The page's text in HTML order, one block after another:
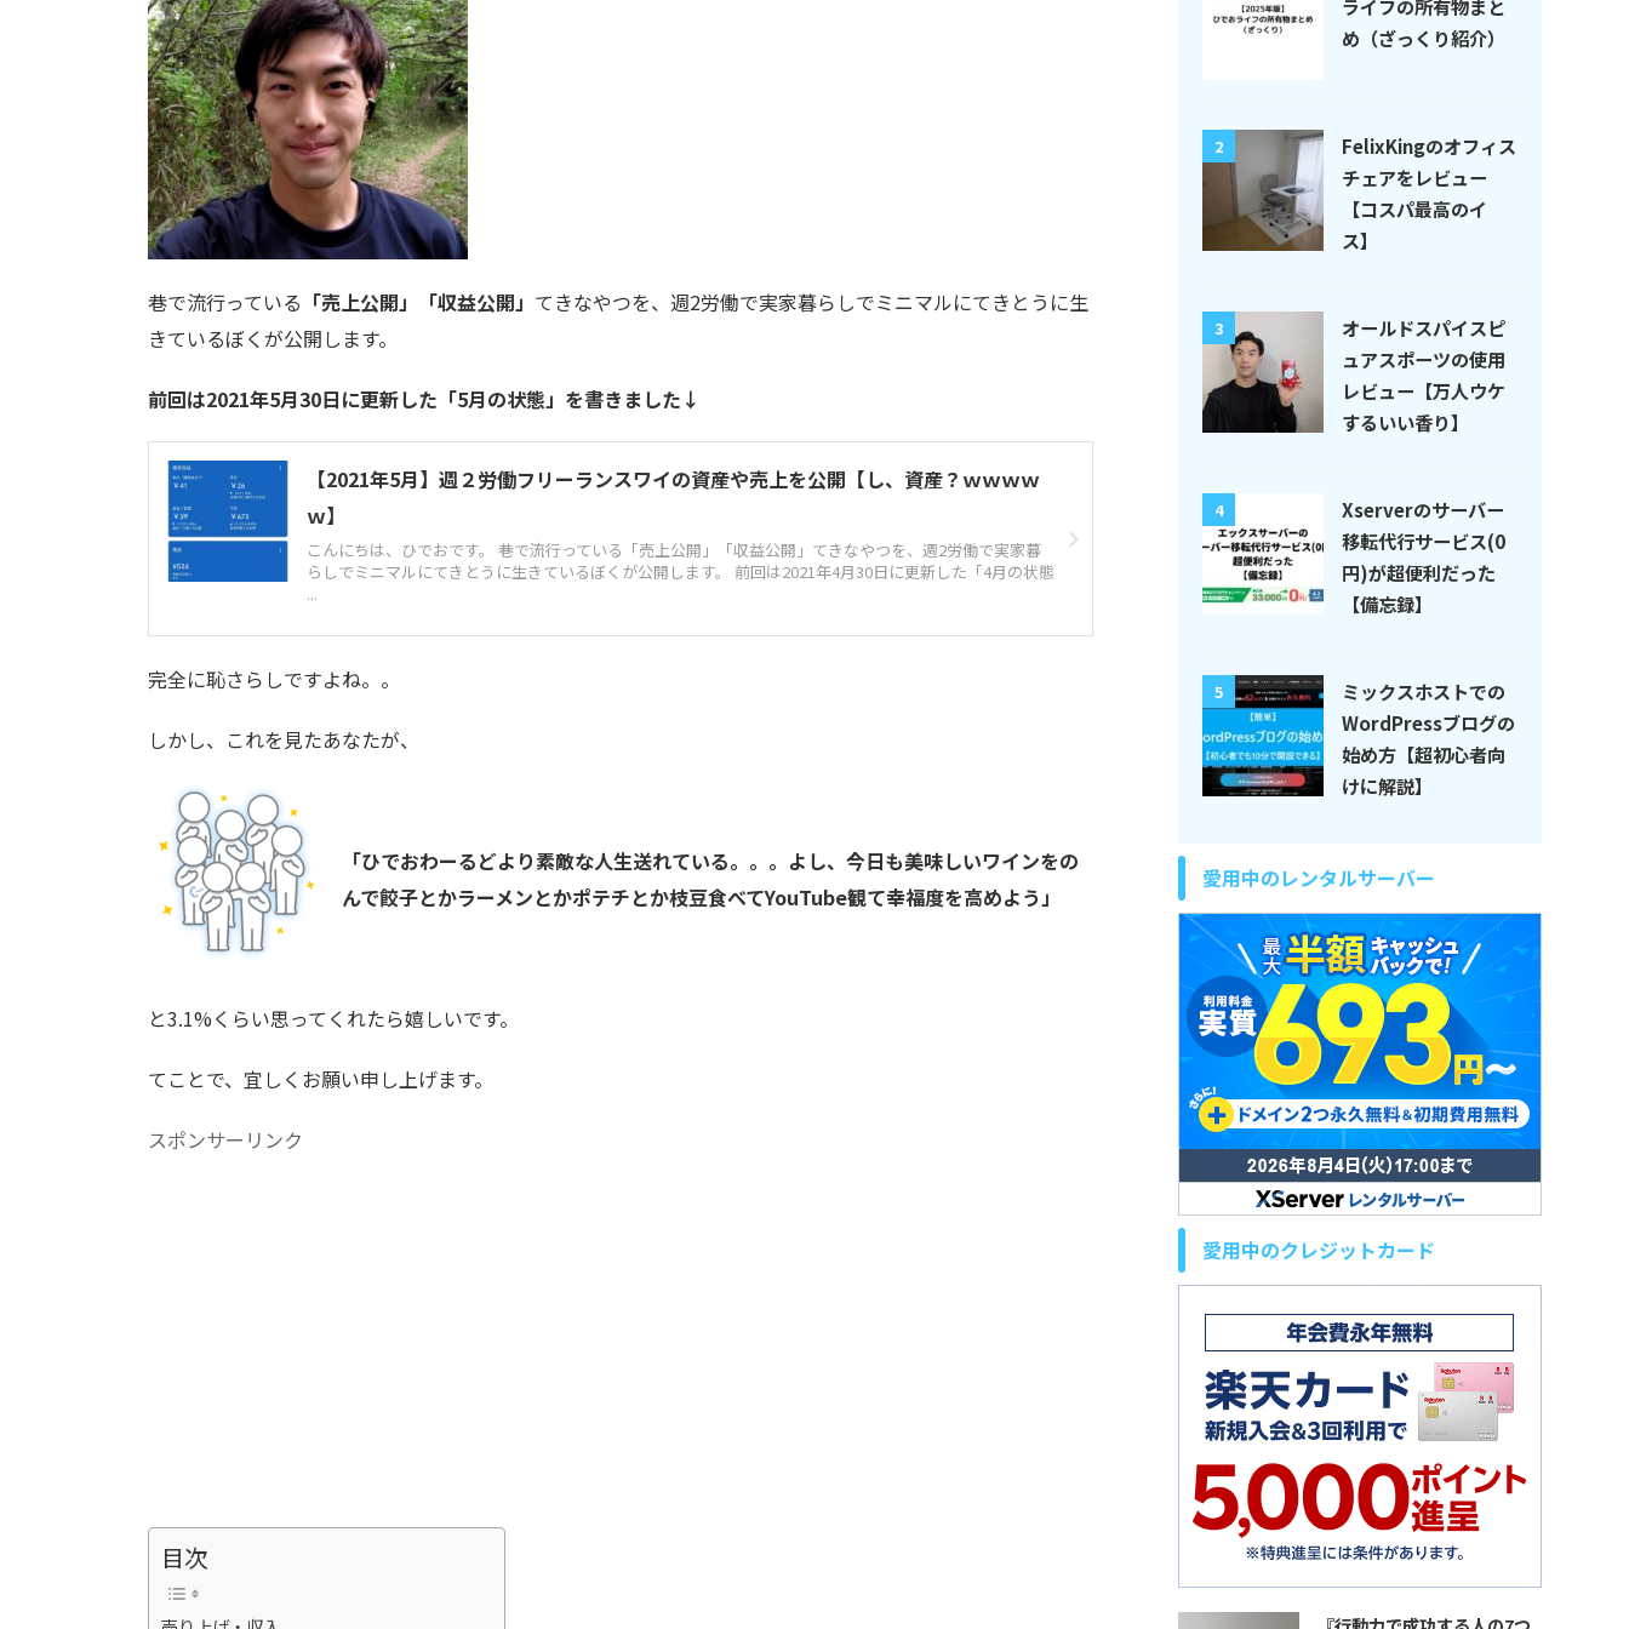
巷で流行っている 「売上公開」「収益公開」 てきなやつを、週2労働で実家暮らしでミニマルにてきとうに生
きているぼくが公開します。
前回は2021年5月30日に更新した「5月の状態」を書きました↓
【2021年5月】週２労働フリーランスワイの資産や売上を公開【し、資産？ｗｗｗｗ
ｗ】
こんにちは、ひでおです。 巷で流行っている「売上公開」「収益公開」てきなやつを、週2労働で実家暮
らしでミニマルにてきとうに生きているぼくが公開します。 前回は2021年4月30日に更新した「4月の状態
...
完全に恥さらしですよね。。
しかし、これを見たあなたが、
「ひでおわーるどより素敵な人生送れている。。。よし、今日も美味しいワインをの
んで餃子とかラーメンとかポテチとか枝豆食べてYouTube観て幸福度を高めよう」
と3.1%くらい思ってくれたら嬉しいです。
てことで、宜しくお願い申し上げます。
スポンサーリンク
目次
ライフの所有物まと
め（ざっくり紹介）
2
FelixKingのオフィス
チェアをレビュー
【コスパ最高のイ
ス】
3
オールドスパイスピ
ュアスポーツの使用
レビュー【万人ウケ
するいい香り】
4
Xserverのサーバー
移転代行サービス(0
円)が超便利だった
【備忘録】
5
ミックスホストでの
WordPressブログの
始め方【超初心者向
けに解説】
愛用中のレンタルサーバー
愛用中のクレジットカード